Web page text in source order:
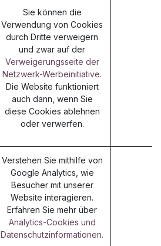
Sie können die
Verwendung von Cookies
durch Dritte verweigern
und zwar auf der
Verweigerungsseite der
Netzwerk-Werbeinitiative.
Die Website funktioniert
auch dann, wenn Sie
diese Cookies ablehnen
oder verwerfen.
Verstehen Sie mithilfe von
Google Analytics, wie
Besucher mit unserer
Website interagieren.
Erfahren Sie mehr über
Analytics-Cookies und
Datenschutzinformationen.